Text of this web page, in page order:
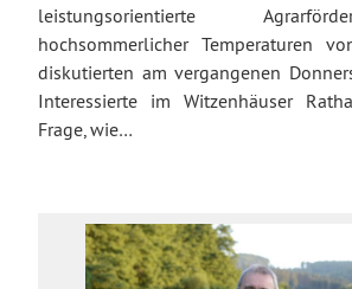
leistungsorientierte
hochsommerlicher Temperaturen
diskutierten am vergangenen
Interessierte im Witzenhäuser
Frage, wie…